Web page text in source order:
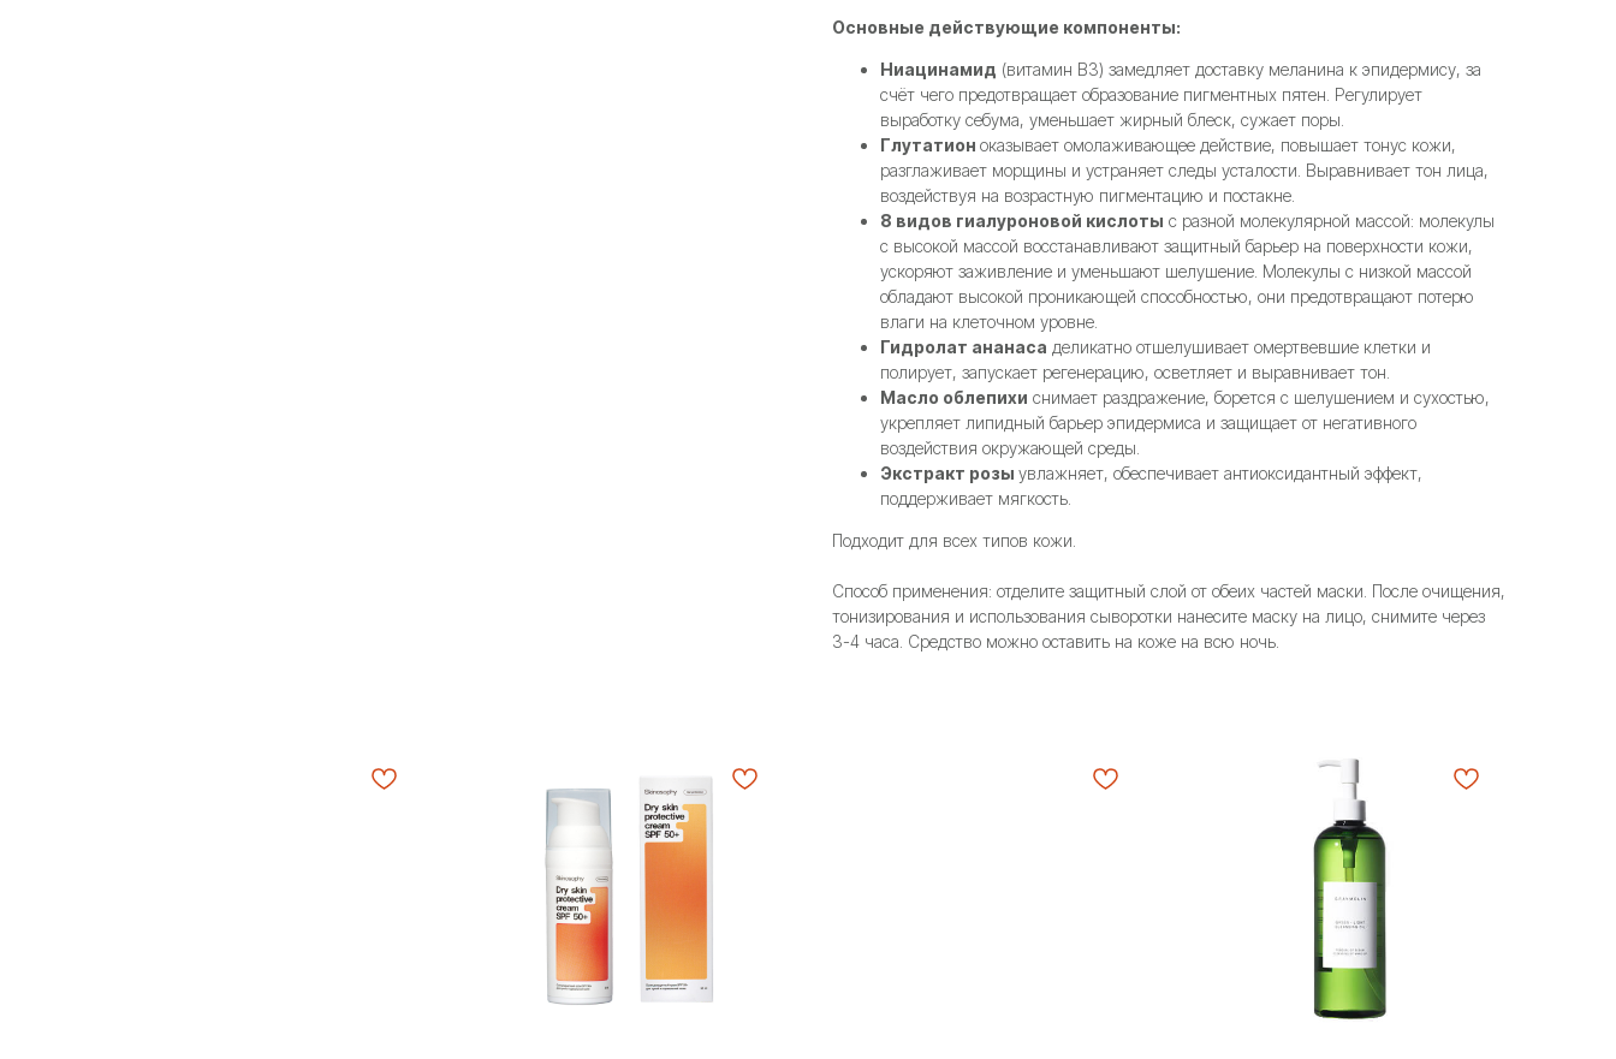
Основные действующие компоненты:
Ниацинамид (витамин B3) замедляет доставку меланина к эпидермису, за
счёт чего предотвращает образование пигментных пятен. Регулирует
выработку себума, уменьшает жирный блеск, сужает поры.
Глутатион оказывает омолаживающее действие, повышает тонус кожи,
разглаживает морщины и устраняет следы усталости. Выравнивает тон лица,
воздействуя на возрастную пигментацию и постакне.
8 видов гиалуроновой кислоты с разной молекулярной массой: молекулы
с высокой массой восстанавливают защитный барьер на поверхности кожи,
ускоряют заживление и уменьшают шелушение. Молекулы с низкой массой
обладают высокой проникающей способностью, они предотвращают потерю
влаги на клеточном уровне.
Гидролат ананаса деликатно отшелушивает омертвевшие клетки и
полирует, запускает регенерацию, осветляет и выравнивает тон.
Масло облепихи снимает раздражение, борется с шелушением и сухостью,
укрепляет липидный барьер эпидермиса и защищает от негативного
воздействия окружающей среды.
Экстракт розы увлажняет, обеспечивает антиоксидантный эффект,
поддерживает мягкость.
Подходит для всех типов кожи.
Способ применения: отделите защитный слой от обеих частей маски. После очищения,
тонизирования и использования сыворотки нанесите маску на лицо, снимите через
3-4 часа. Средство можно оставить на коже на всю ночь.